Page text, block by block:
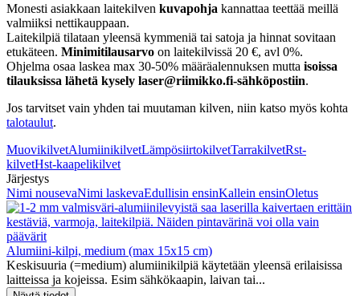
Monesti asiakkaan laitekilven kuvapohja kannattaa teettää meillä
valmiiksi nettikauppaan.
Laitekilpiä tilataan yleensä kymmeniä tai satoja ja hinnat sovitaan
etukäteen. Minimitilausarvo on laitekilvissä 20 €, avl 0%.
Ohjelma osaa laskea max 30-50% määräalennuksen mutta isoissa
tilauksissa lähetä kysely laser@riimikko.fi-sähköpostiin.
Jos tarvitset vain yhden tai muutaman kilven, niin katso myös kohta
talotaulut.
MuovikilvetAlumiinikilvetLämpösiirtokilvetTarrakilvetRst-
kilvetHst-kaapelikilvet
Järjestys
Nimi nousevaNimi laskevaEdullisin ensinKallein ensinOletus
Alumiini-kilpi, medium (max 15x15 cm)
Keskisuuria (=medium) alumiinikilpiä käytetään yleensä erilaisissa
laitteissa ja kojeissa. Esim sähkökaapin, laivan tai...